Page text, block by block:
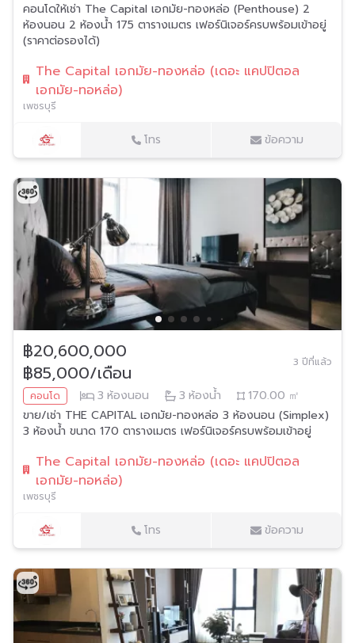
คอนโดให้เช่า The Capital เอกมัย-ทองหล่อ (Penthouse) 2
ห้องนอน 2 ห้องน้ำ 175 ตารางเมตร เฟอร์นิเจอร์ครบพร้อมเข้าอยู่
(ราคาต่อรองได้)
The Capital เอกมัย-ทองหล่อ (เดอะ แคปปิตอล
เอกมัย-ทอหล่อ)
เพชรบุรี
โทร ข้อความ
฿20,600,000
฿85,000/เดือน
3 ปีที่แล้ว
คอนโด 3 ห้องนอน 3 ห้องน้ำ 170.00 ㎡
ขาย/เช่า THE CAPITAL เอกมัย-ทองหล่อ 3 ห้องนอน (Simplex)
3 ห้องน้ำ ขนาด 170 ตารางเมตร เฟอร์นิเจอร์ครบพร้อมเข้าอยู่
The Capital เอกมัย-ทองหล่อ (เดอะ แคปปิตอล
เอกมัย-ทอหล่อ)
เพชรบุรี
โทร ข้อความ